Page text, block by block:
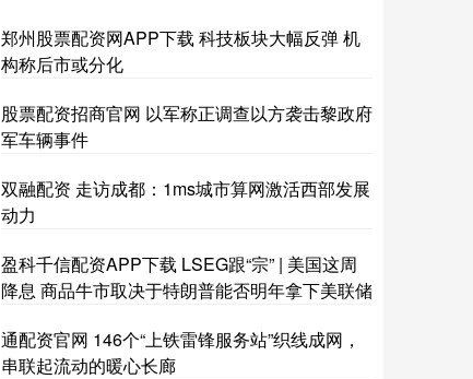
郑州股票配资网APP下载 科技板块大幅反弹 机
构称后市或分化
股票配资招商官网 以军称正调查以方袭击黎政府
军车辆事件
双融配资 走访成都：1ms城市算网激活西部发展
动力
盈科千信配资APP下载 LSEG跟“宗” | 美国这周
降息 商品牛市取决于特朗普能否明年拿下美联储
通配资官网 146个“上铁雷锋服务站”织线成网，
串联起流动的暖心长廊